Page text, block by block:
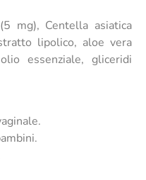
mg), Centella asiatica
lipolico, aloe vera
essenziale, gliceridi